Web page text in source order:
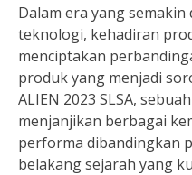
Dalam era yang
teknologi, kehadiran
menciptakan
produk yang menjadi
ALIEN 2023 SLSA,
menjanjikan berbagai
performa dibandingkan
belakang sejarah yang